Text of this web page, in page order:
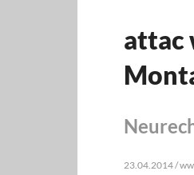
attac
23.04.2014 /